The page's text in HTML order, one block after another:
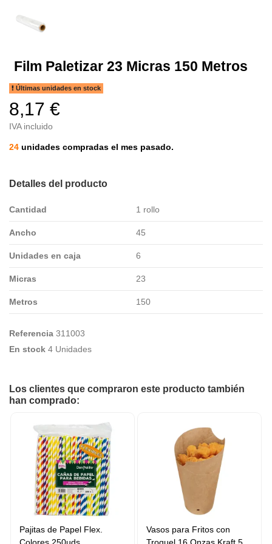
Film Paletizar 23 Micras 150 Metros
Últimas unidades en stock
8,17 €
IVA incluido
24 unidades compradas el mes pasado.
Detalles del producto
Cantidad 1 rollo
Ancho 45
Unidades en caja 6
Micras 23
Metros 150
Referencia 311003
En stock 4 Unidades
Los clientes que compraron este producto también
han comprado:
Pajitas de Papel Flex.
Vasos para Fritos con